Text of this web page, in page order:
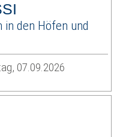
den Höfen und
07.09.2026